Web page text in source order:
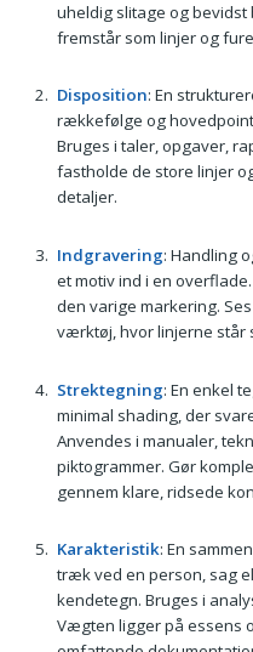
uheldig slitage og
fremstår som linjer og
Disposition: En
rækkefølge og
Bruges i taler, opgaver,
fastholde de store linjer
detaljer.
Indgravering: Handling
et motiv ind i en
den varige markering.
værktøj, hvor linjerne står
Strektegning: En enkel
minimal shading, der
Anvendes i manualer,
piktogrammer. Gør
gennem klare, ridsede
Karakteristik: En
træk ved en person, sag
kendetegn. Bruges i
Vægten ligger på essens